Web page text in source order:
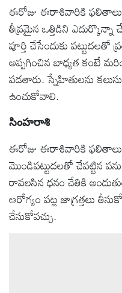
ఈరోజు ఈరాశివారికి
తీవ్రమైన ఒత్తిడిని ఎదుర్కొన్నా
పూర్తి చేసేందుకు
అప్పగించిన బాధ్యత కంటే
పడతారు. స్నేహితులను
ఉంచుకోవాలి.
సింహరాశి
ఈరోజు ఈరాశివారికి
మొండిపట్టుదలతో చేపట్టిన
రావలసిన ధనం చేతికి
ఆరోగ్యం పట్ల జాగ్రత్తలు
చేసుకోవచ్చు.